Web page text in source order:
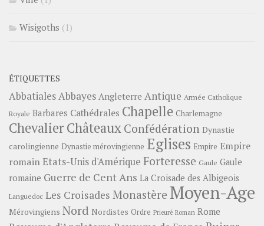
Wisigoths (1)
ÉTIQUETTES
Abbatiales Abbayes Angleterre Antique Armée Catholique
Royale Barbares Cathédrales Chapelle Charlemagne
ChevalierChâteauxConfédération Dynastie
carolingienne Dynastie mérovingienne Eglises Empire Empire
romainEtats-Unis d'Amérique Forteresse Gaule Gaule
romaine Guerre de Cent Ans La Croisade des Albigeois
Languedoc Les Croisades Monastère Moyen-Age
Mérovingiens Nord Nordistes Ordre Prieuré Roman Rome